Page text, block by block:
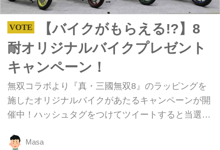
【バイクがもらえる!?】8
耐オリジナルバイクプレゼント
キャンペーン！
無双コラボより『真・三國無双8』のラッピングを
施したオリジナルバイクがあたるキャンペーンが開
催中！ハッシュタグをつけてツイートすると当選確
(土)12：00 まで。
Masa